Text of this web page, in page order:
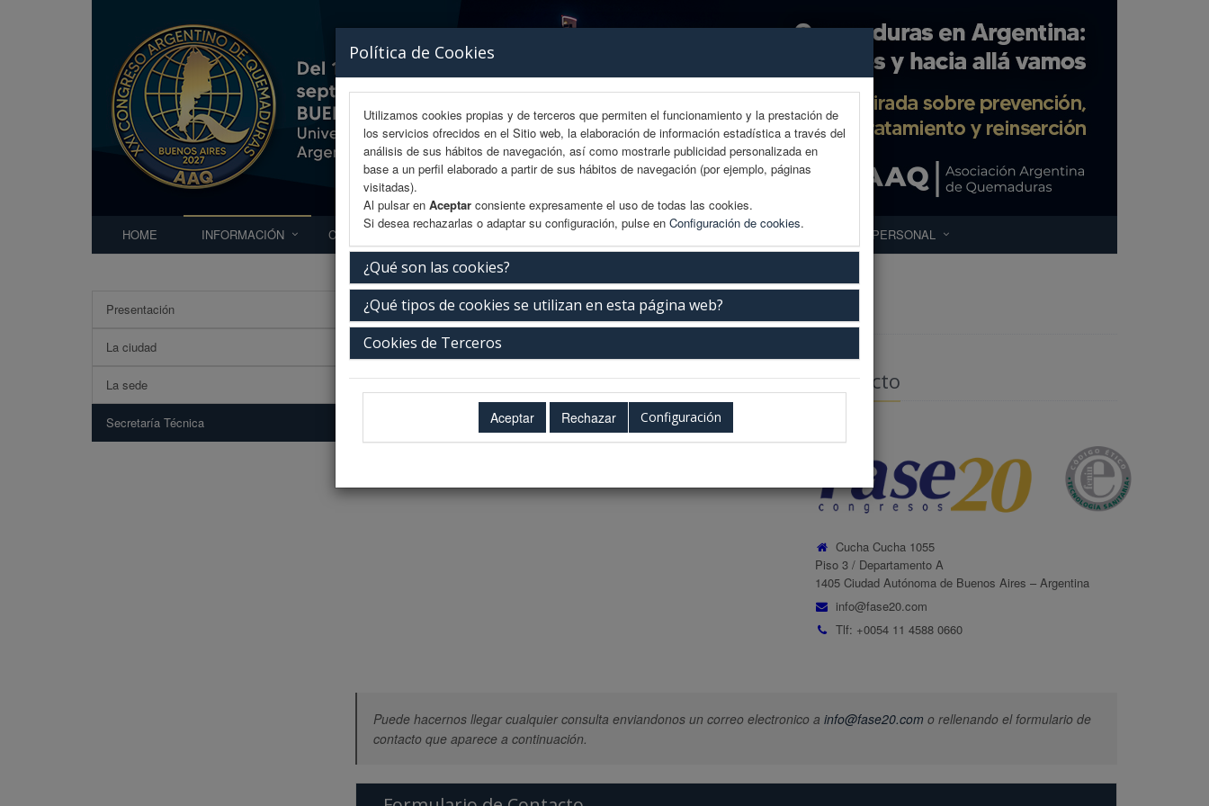
Política de Cookies
Utilizamos cookies propias y de terceros que permiten el funcionamiento y la prestación de
los servicios ofrecidos en el Sitio web, la elaboración de información estadística a través del
análisis de sus hábitos de navegación, así como mostrarle publicidad personalizada en
base a un perfil elaborado a partir de sus hábitos de navegación (por ejemplo, páginas
visitadas).
Al pulsar en Aceptar consiente expresamente el uso de todas las cookies.
Si desea rechazarlas o adaptar su configuración, pulse en Configuración de cookies.
¿Qué son las cookies?
¿Qué tipos de cookies se utilizan en esta página web?
Cookies de Terceros
Configuración
HOME INFORMACIÓN COMITÉS AREA CIENTÍFICA INSCRIPCIÓN EXP. COMERCIAL ÁREA PERSONAL
Presentación
La ciudad
La sede
Secretaría Técnica
Secretaría Técnica
Contacto
Cucha Cucha 1055
Piso 3 / Departamento A
1405 Ciudad Autónoma de Buenos Aires – Argentina
info@fase20.com
Tlf: +0054 11 4588 0660
Puede hacernos llegar cualquier consulta enviandonos un correo electronico a info@fase20.com o rellenando el formulario de
contacto que aparece a continuación.